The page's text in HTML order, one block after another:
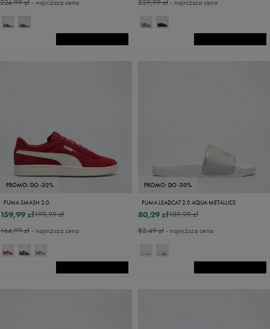
224,99 zł- najniższa cena 229,99 zł- najniższa cena
PROMO: DO -30%
PUMA SMASH 3.0
199,99 zł
159,99 zł
164,99 zł- najniższa cena
PROMO: DO -30%
PUMA LEADCAT 2.0 AQUA METALLICS
109,99 zł
80,29 zł
82,49 zł- najniższa cena